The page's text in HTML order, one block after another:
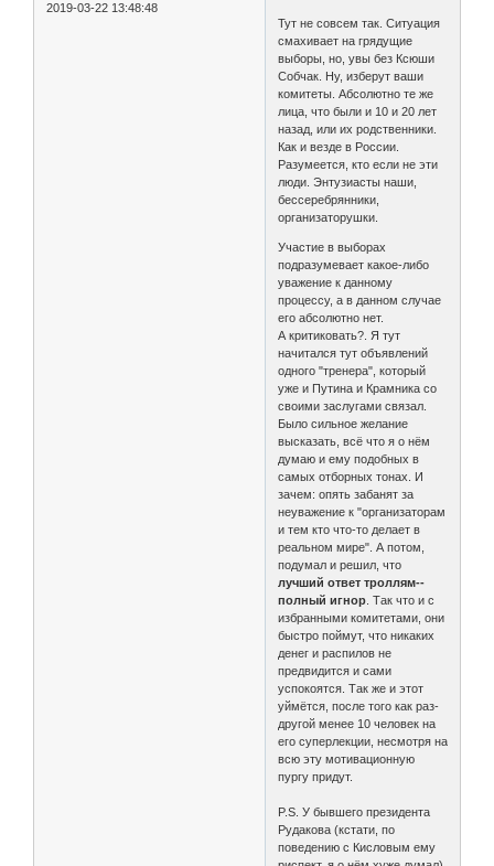
2019-03-22 13:48:48
Тут не совсем так. Ситуация
смахивает на грядущие
выборы, но, увы без Ксюши
Собчак. Ну, изберут ваши
комитеты. Абсолютно те же
лица, что были и 10 и 20 лет
назад, или их родственники.
Как и везде в России.
Разумеется, кто если не эти
люди. Энтузиасты наши,
бессеребрянники,
организаторушки.
Участие в выборах
подразумевает какое-либо
уважение к данному
процессу, а в данном случае
его абсолютно нет.
А критиковать?. Я тут
начитался тут объявлений
одного "тренера", который
уже и Путина и Крамника со
своими заслугами связал.
Было сильное желание
высказать, всё что я о нём
думаю и ему подобных в
самых отборных тонах. И
зачем: опять забанят за
неуважение к "организаторам
и тем кто что-то делает в
реальном мире". А потом,
подумал и решил, что
лучший ответ троллям--
полный игнор . Так что и с
избранными комитетами, они
быстро поймут, что никаких
денег и распилов не
предвидится и сами
успокоятся. Так же и этот
уймётся, после того как раз-
другой менее 10 человек на
его суперлекции, несмотря на
всю эту мотивационную
пургу придут.
P.S. У бывшего президента
Рудакова (кстати, по
поведению с Кисловым ему